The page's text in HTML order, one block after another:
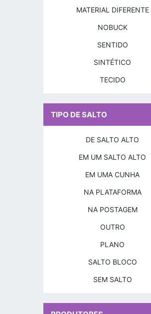
MATERIAL DIFERENTE
NOBUCK
SENTIDO
SINTÉTICO
TECIDO
TIPO DE SALTO
DE SALTO ALTO
EM UM SALTO ALTO
EM UMA CUNHA
NA PLATAFORMA
NA POSTAGEM
OUTRO
PLANO
SALTO BLOCO
SEM SALTO